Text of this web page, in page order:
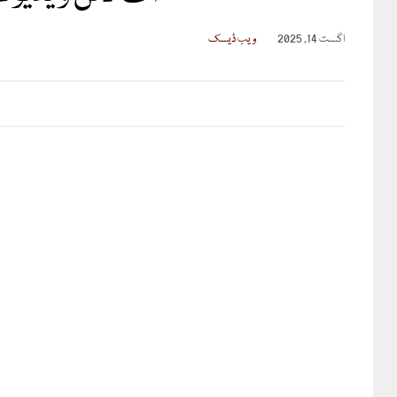
اگست 14, 2025 ویب ڈیسک